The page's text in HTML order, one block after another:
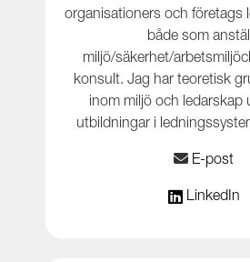
organisationers och företags
både som
miljö/säkerhet/
konsult. Jag har teoretisk
inom miljö och ledarskap
utbildningar i
E-post
LinkedIn